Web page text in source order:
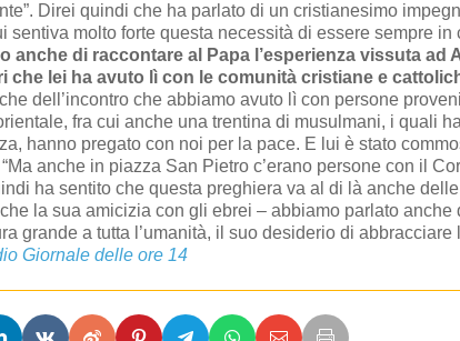
Direi quindi che ha parlato di un cristianesimo
sentiva molto forte questa necessità di essere sempre in
anche di raccontare al Papa l’esperienza vissuta ad
che lei ha avuto lì con le comunità cristiane e
dell’incontro che abbiamo avuto lì con persone
fra cui anche una trentina di musulmani, i quali
hanno pregato con noi per la pace. E lui è stato
anche in piazza San Pietro c’erano persone con il
ha sentito che questa preghiera va al di là anche
la sua amicizia con gli ebrei – abbiamo parlato
grande a tutta l’umanità, il suo desiderio di abbracciare
Giornale delle ore 14